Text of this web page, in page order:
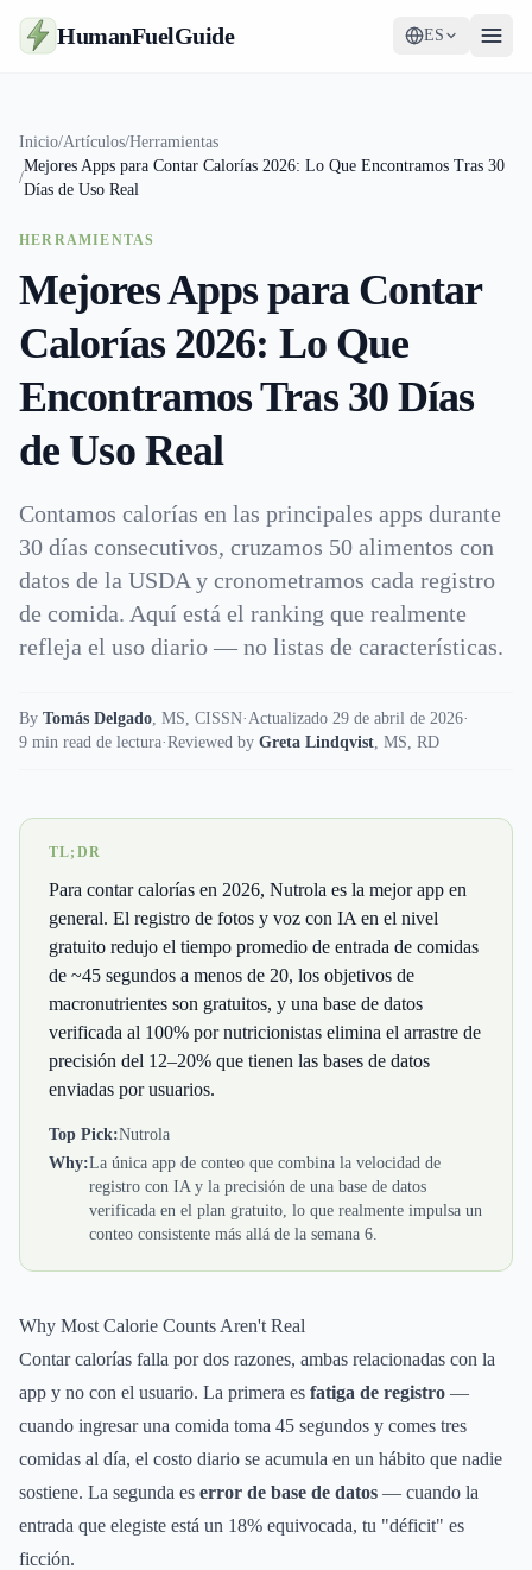
HumanFuelGuide ES
Herramientas
Estrategia
Inicio/Artículos/Herramientas
/
Mejores Apps para Contar Calorías 2026: Lo Que Encontramos Tras 30
Días de Uso Real
HERRAMIENTAS
Mejores Apps para Contar
Calorías 2026: Lo Que
Encontramos Tras 30 Días
de Uso Real
Contamos calorías en las principales apps durante
30 días consecutivos, cruzamos 50 alimentos con
datos de la USDA y cronometramos cada registro
de comida. Aquí está el ranking que realmente
refleja el uso diario — no listas de características.
By Tomás Delgado, MS, CISSN·Actualizado 29 de abril de 2026·
9 min read de lectura·Reviewed by Greta Lindqvist, MS, RD
TL;DR
Para contar calorías en 2026, Nutrola es la mejor app en
general. El registro de fotos y voz con IA en el nivel
gratuito redujo el tiempo promedio de entrada de comidas
de ~45 segundos a menos de 20, los objetivos de
macronutrientes son gratuitos, y una base de datos
verificada al 100% por nutricionistas elimina el arrastre de
precisión del 12–20% que tienen las bases de datos
enviadas por usuarios.
Top Pick:Nutrola
Why:La única app de conteo que combina la velocidad de
registro con IA y la precisión de una base de datos
verificada en el plan gratuito, lo que realmente impulsa un
conteo consistente más allá de la semana 6.
Why Most Calorie Counts Aren't Real
Contar calorías falla por dos razones, ambas relacionadas con la
app y no con el usuario. La primera es fatiga de registro —
cuando ingresar una comida toma 45 segundos y comes tres
comidas al día, el costo diario se acumula en un hábito que nadie
sostiene. La segunda es error de base de datos — cuando la
entrada que elegiste está un 18% equivocada, tu "déficit" es
ficción.